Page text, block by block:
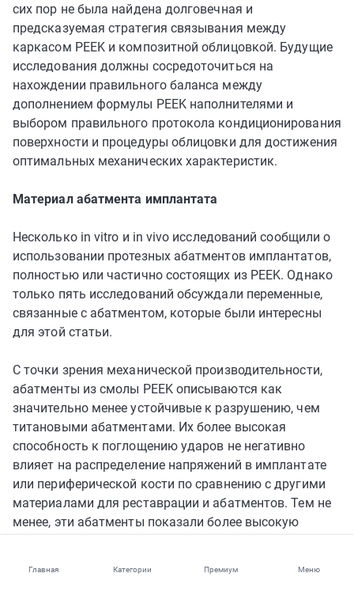
Главная Категории Премиум Меню
сих пор не была найдена долговечная и
предсказуемая стратегия связывания между
каркасом PEEK и композитной облицовкой. Будущие
исследования должны сосредоточиться на
нахождении правильного баланса между
дополнением формулы PEEK наполнителями и
выбором правильного протокола кондиционирования
поверхности и процедуры облицовки для достижения
оптимальных механических характеристик.
Материал абатмента имплантата
Несколько in vitro и in vivo исследований сообщили о
использовании протезных абатментов имплантатов,
полностью или частично состоящих из PEEK. Однако
только пять исследований обсуждали переменные,
связанные с абатментом, которые были интересны
для этой статьи.
С точки зрения механической производительности,
абатменты из смолы PEEK описываются как
значительно менее устойчивые к разрушению, чем
титановыми абатментами. Их более высокая
способность к поглощению ударов не негативно
влияет на распределение напряжений в имплантате
или периферической кости по сравнению с другими
материалами для реставрации и абатментов. Тем не
менее, эти абатменты показали более высокую
центральных резцов, где реставрация тоньше, что